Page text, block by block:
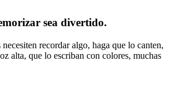
sea divertido.
recordar algo, haga que lo canten,
alta, que lo escriban con colores, muchas